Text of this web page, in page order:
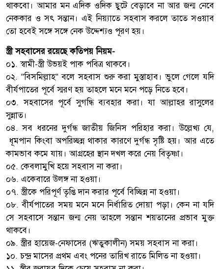
থাকবো। আমার মন এদিক ওদিক ছুটে বেড়াবে না আর জন্ম নেবে
নেককার ও সৎ সন্তান। এই নিয়্যাতে সহবাস করলে তাতে সওয়াব
তো হবেই সঙ্গে সঙ্গে নেক উদ্দেশ্যও পূরণ হয়।
স্ত্রী সহবাসের রয়েছে কতিপয় নিয়ম-
০১. স্বামী-স্ত্রী উভয়ই পাক পবিত্র থাকবে।
০২. "বিসমিল্লাহ" বলে সহবাস শুরু করা মুস্তাহাব। ভুলে গেলে যদি
বীর্যপাতের পূর্বে স্মরণ হয় তাহলে মনে মনে পড়ে নিতে হবে।
০৩. সহবাসের পূর্বে সুগন্ধি ব্যবহার করা। যা আল্লাহর রাসুলের
সুন্নাত।
০৪. সব ধরনের দুর্গন্ধ জাতীয় জিনিস পরিহার করা। উল্লেখ্য যে,
ধূমপান কিংবা অপরিচ্ছন্ন থাকার কারণে দুর্গন্ধ সৃষ্টি হয়। আর এতে
কামভাব কমে যায়। আগ্রহের স্থান দখল করে নেয় বিতৃষ্ণা।
০৫. কেবলামুখি হয়ে সহবাস না করা।
০৬. একেবারে উলঙ্গ না হওয়া।
০৭. স্ত্রীকে পরিপূর্ণ তৃপ্তি দান করার পূর্বে বিচ্ছিন্ন না হওয়া।
০৮. বীর্যপাতের সময় মনে মনে নির্ধারিত দোয়া পড়া। কেন না যদি
সে সহবাসে সন্তান জন্ম নেয় তাহলে সন্তান শয়তানের প্রভাব মুক্ত
থাকবে।
০৯. স্ত্রীর হায়েজ-নেফাসের (ঋতুকালীন) সময় সহবাস না করা।
১০. চন্দ্র মাসের প্রথম এবং পনের তারিখ রাতে মিলিত না হওয়া।